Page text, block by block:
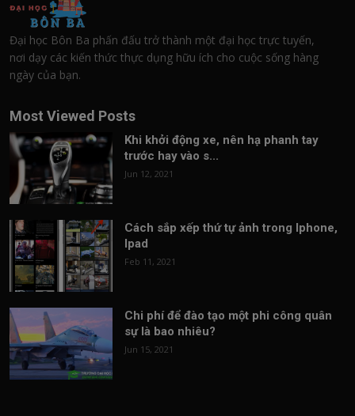
Đại học Bôn Ba phấn đấu trở thành một đại học trực tuyến,
nơi dạy các kiến thức thực dụng hữu ích cho cuộc sống hàng
ngày của bạn.
Most Viewed Posts
Khi khởi động xe, nên hạ phanh tay
trước hay vào s...
Jun 12, 2021
Cách sắp xếp thứ tự ảnh trong Iphone,
Ipad
Feb 11, 2021
Chi phí để đào tạo một phi công quân
sự là bao nhiêu?
Jun 15, 2021